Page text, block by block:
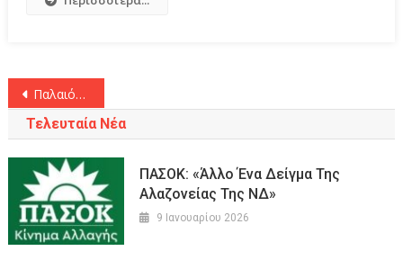
Πλοήγηση
άρθρων
Παλαιότερα άρθρα
Τελευταία Νέα
ΠΑΣΟΚ: «Άλλο Ένα Δείγμα Της
Αλαζονείας Της ΝΔ»
9 Ιανουαρίου 2026